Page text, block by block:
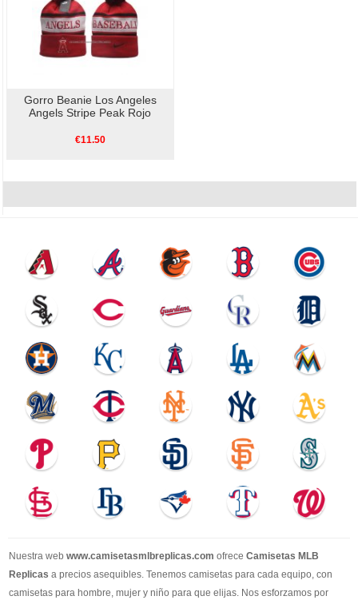
Gorro Beanie Los Angeles
Angels Stripe Peak Rojo
€11.50
Nuestra web www.camisetasmlbreplicas.com ofrece Camisetas MLB
Replicas a precios asequibles. Tenemos camisetas para cada equipo, con
camisetas para hombre, mujer y niño para que elijas. Nos esforzamos por